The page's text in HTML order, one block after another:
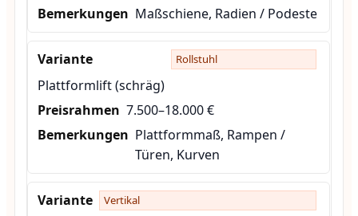
Maßschiene, Radien / Podeste
Rollstuhl
Plattformlift (schräg)
7.500–18.000 €
Plattformmaß, Rampen /
Türen, Kurven
Vertikal